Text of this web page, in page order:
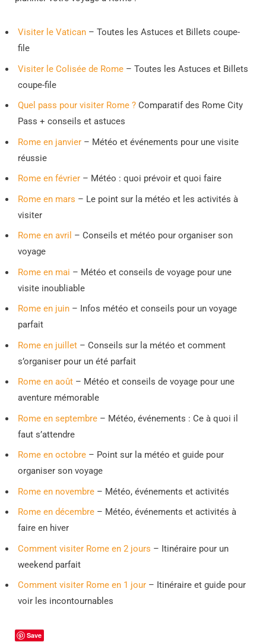
Visiter le Vatican – Toutes les Astuces et Billets coupe-
file
Visiter le Colisée de Rome – Toutes les Astuces et Billets
coupe-file
Quel pass pour visiter Rome ? Comparatif des Rome City
Pass + conseils et astuces
Rome en janvier – Météo et événements pour une visite
réussie
Rome en février – Météo : quoi prévoir et quoi faire
Rome en mars – Le point sur la météo et les activités à
visiter
Rome en avril – Conseils et météo pour organiser son
voyage
Rome en mai – Météo et conseils de voyage pour une
visite inoubliable
Rome en juin – Infos météo et conseils pour un voyage
parfait
Rome en juillet – Conseils sur la météo et comment
s’organiser pour un été parfait
Rome en août – Météo et conseils de voyage pour une
aventure mémorable
Rome en septembre – Météo, événements : Ce à quoi il
faut s’attendre
Rome en octobre – Point sur la météo et guide pour
organiser son voyage
Rome en novembre – Météo, événements et activités
Rome en décembre – Météo, événements et activités à
faire en hiver
Comment visiter Rome en 2 jours – Itinéraire pour un
weekend parfait
Comment visiter Rome en 1 jour – Itinéraire et guide pour
voir les incontournables
Save